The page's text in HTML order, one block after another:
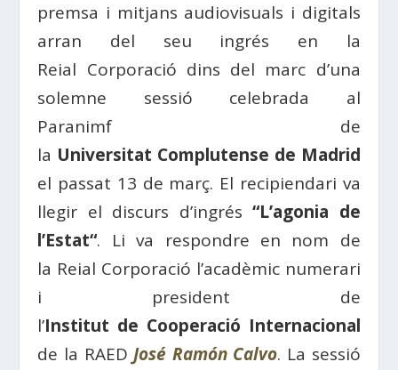
premsa i mitjans audiovisuals i digitals
arran del seu ingrés en la
Reial Corporació dins del marc d’una
solemne sessió celebrada al
Paranimf de
la Universitat Complutense de Madrid
el passat 13 de març. El recipiendari va
llegir el discurs d’ingrés“L’agonia de
l’Estat“. Li va respondre en nom de
la Reial Corporació l’acadèmic numerari
i president de
l’Institut de Cooperació Internacional
de la RAED José Ramón Calvo. La sessió